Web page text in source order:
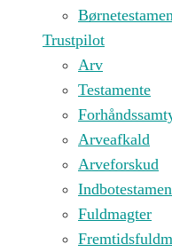
Trustpilot
Arv
Testamente
Arveafkald
Arveforskud
Fuldmagter